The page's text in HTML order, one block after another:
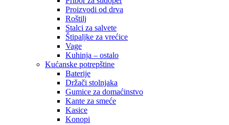
Proizvodi od drva
Roštilj
Stalci za salvete
Štipaljke za vrećice
Vage
Kuhinja – ostalo
Kućanske potrepštine
Baterije
Držači stolnjaka
Gumice za domaćinstvo
Kante za smeće
Kasice
Konopi